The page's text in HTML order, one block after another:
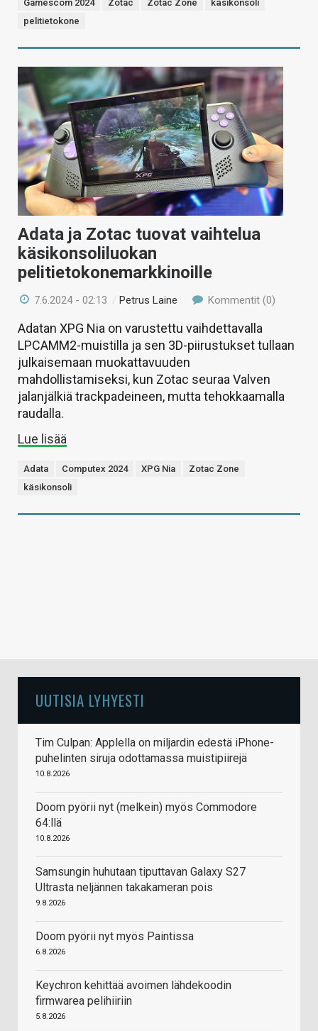
Gamescom 2024 Zotac Zotac Zone
käsikonsoli
pelitietokone
Adata ja Zotac tuovat vaihtelua
käsikonsoliluokan
pelitietokonemarkkinoille
7.6.2024 - 02:13 / Petrus Laine Kommentit (0)
Adatan XPG Nia on varustettu vaihdettavalla
LPCAMM2-muistilla ja sen 3D-piirustukset tullaan
julkaisemaan muokattavuuden
mahdollistamiseksi, kun Zotac seuraa Valven
jalanjälkiä trackpadeineen, mutta tehokkaamalla
raudalla.
Lue lisää
Adata Computex 2024 XPG Nia
Zotac Zone
käsikonsoli
UUTISIA LYHYESTI
Tim Culpan: Applella on miljardin edestä iPhone-
puhelinten siruja odottamassa muistipiirejä
10.8.2026
Doom pyörii nyt (melkein) myös Commodore
64:llä
10.8.2026
Samsungin huhutaan tiputtavan Galaxy S27
Ultrasta neljännen takakameran pois
9.8.2026
Doom pyörii nyt myös Paintissa
6.8.2026
Keychron kehittää avoimen lähdekoodin
firmwarea pelihiiriin
5.8.2026